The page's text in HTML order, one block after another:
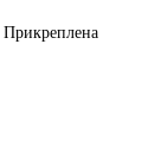
Прикреплена